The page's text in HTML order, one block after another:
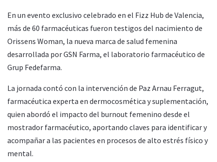
En un evento exclusivo celebrado en el Fizz Hub de Valencia,
más de 60 farmacéuticas fueron testigos del nacimiento de
Orissens Woman, la nueva marca de salud femenina
desarrollada por GSN Farma, el laboratorio farmacéutico de
Grup Fedefarma.
La jornada contó con la intervención de Paz Arnau Ferragut,
farmacéutica experta en dermocosmética y suplementación,
quien abordó el impacto del burnout femenino desde el
mostrador farmacéutico, aportando claves para identificar y
acompañar a las pacientes en procesos de alto estrés físico y
mental.